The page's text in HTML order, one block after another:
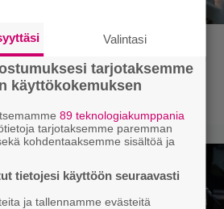
1997 Bond-
hämmenttävän
Valintasi
tarjotaksemme
käyttökokemuksen
89 teknologiakumppania
tarjotaksemme paremman
kohdentaaksemme sisältöä ja
tietojesi käyttöön seuraavasti
ja tallennamme evästeitä